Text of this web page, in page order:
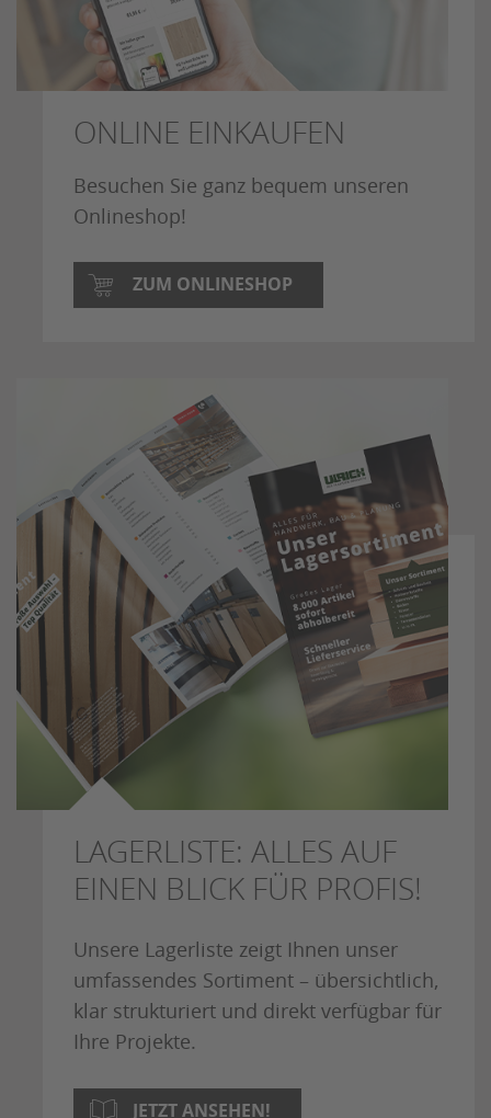
ONLINE EINKAUFEN
Besuchen Sie ganz bequem unseren
Onlineshop!
ZUM ONLINESHOP
LAGERLISTE: ALLES AUF
EINEN BLICK FÜR PROFIS!
Unsere Lagerliste zeigt Ihnen unser
umfassendes Sortiment – übersichtlich,
klar strukturiert und direkt verfügbar für
Ihre Projekte.
JETZT ANSEHEN!